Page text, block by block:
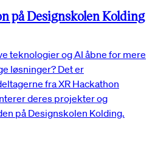
på Designskolen Kolding
teknologier og AI åbne for mere
løsninger? Det er
fra XR Hackathon
deres projekter og
på Designskolen Kolding.